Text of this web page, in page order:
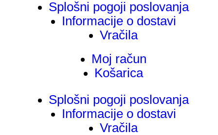
Splošni pogoji poslovanja
Informacije o dostavi
Vračila
Moj račun
Košarica
Splošni pogoji poslovanja
Informacije o dostavi
Vračila